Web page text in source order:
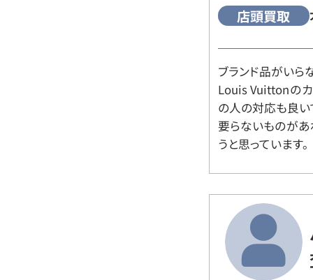
店頭買取
ブランド品がいら
Louis Vuittonの
の人の対応も良い
要らないものがあ
うと思っています。